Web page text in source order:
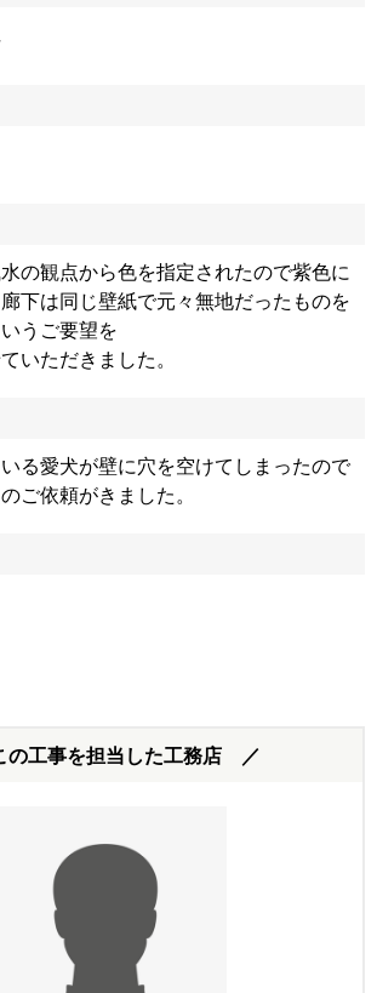
の観点から色を指定されたので紫色に
下は同じ壁紙で元々無地だったものを
うご要望を
いただきました。
る愛犬が壁に穴を空けてしまったので
ご依頼がきました。
工事を担当した工務店 ／